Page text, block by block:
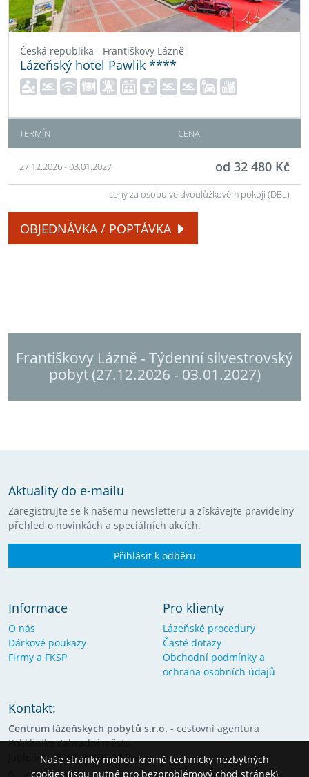
Naše stránky mohou kromě technicky nezbytných
cookies (jsou nutné pro bezproblémový chod stránek)
Česká republika - Františkovy Lázně
Lázeňský hotel Pawlik ****
TERMÍN CENA
27.12.2026 - 03.01.2027 od 32 480 Kč
ceny za osobu ve dvoulůžkovém pokoji (DBL)
OBJEDNÁVKA / POPTÁVKA
Františkovy Lázně - Týdenní silvestrovský
pobyt (27.12.2026 - 03.01.2027)
Aktuality do e-mailu
Zaregistrujte se k našemu newsletteru a získávejte pravidelný
přehled o novinkách a speciálních akcích.
Přihlásit k odběru
Informace
O nás
Dárkové poukazy
Firmy a FKSP
Pro klienty
Lázeňské procedury
Časté dotazy
Obchodní podmínky a
ochrana osobních údajů
Kontakt:
Centrum lázeňských pobytů s.r.o. - cestovní agentura
Poliklinika Zahradní město
Jabloňová 2992/8, 106 00 Praha 10